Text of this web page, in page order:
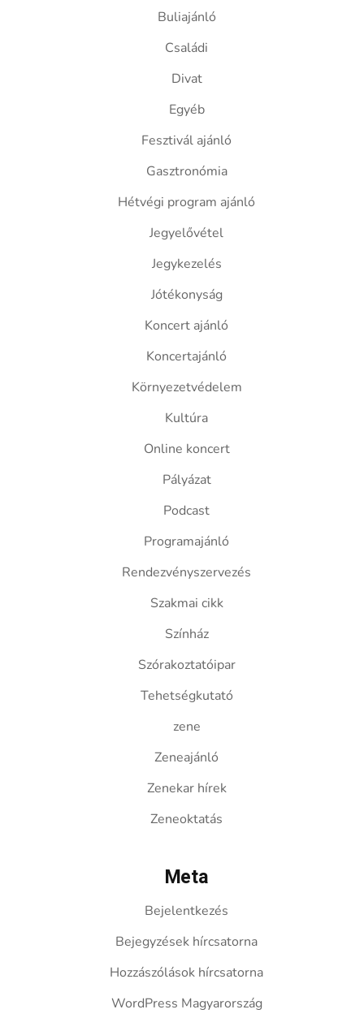
Buliajánló
Családi
Divat
Egyéb
Fesztivál ajánló
Gasztronómia
Hétvégi program ajánló
Jegyelővétel
Jegykezelés
Jótékonyság
Koncert ajánló
Koncertajánló
Környezetvédelem
Kultúra
Online koncert
Pályázat
Podcast
Programajánló
Rendezvényszervezés
Szakmai cikk
Színház
Szórakoztatóipar
Tehetségkutató
zene
Zeneajánló
Zenekar hírek
Zeneoktatás
Meta
Bejelentkezés
Bejegyzések hírcsatorna
Hozzászólások hírcsatorna
WordPress Magyarország